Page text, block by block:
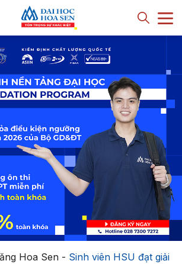
Hoa Sen- Sinh viên HSU đạt giải